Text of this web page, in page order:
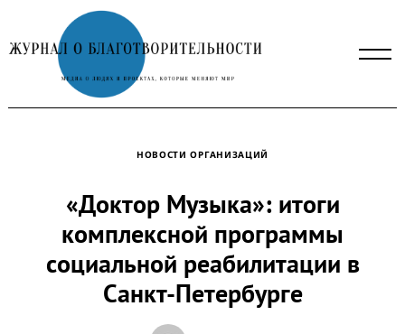
to
content
НОВОСТИ ОРГАНИЗАЦИЙ
«Доктор Музыка»: итоги
комплексной программы
социальной реабилитации в
Санкт-Петербурге